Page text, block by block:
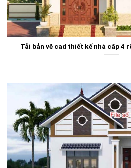
Tải bản vẽ cad thiết kế nhà cấp 4